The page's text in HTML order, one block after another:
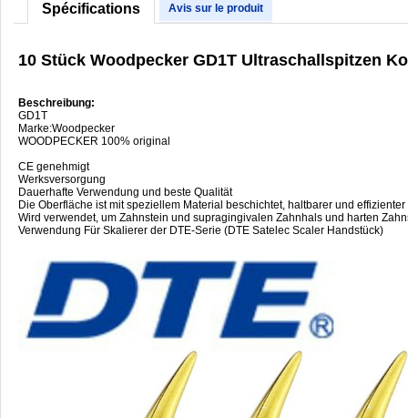
Spécifications Avis sur le produit
10 Stück Woodpecker GD1T Ultraschallspitzen
Beschreibung:
GD1T
Marke:Woodpecker
WOODPECKER 100% original
CE genehmigt
Werksversorgung
Dauerhafte Verwendung und beste Qualität
Die Oberfläche ist mit speziellem Material beschichtet, haltbarer und effizienter
Wird verwendet, um Zahnstein und supragingivalen Zahnhals und harten
Verwendung Für Skalierer der DTE-Serie (DTE Satelec Scaler Handstück)